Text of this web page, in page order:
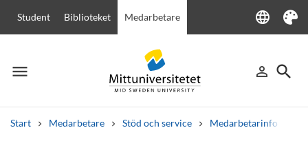
Student Biblioteket Medarbetare language
Language
Tema
menu
Meny person_outline
Logga in
search
Sök
Start Medarbetare Stöd och service Medarbetarinfo